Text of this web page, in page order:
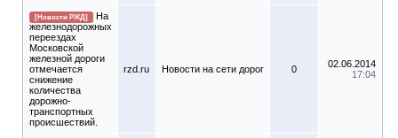
[Новости РЖД]
На
железнодорожных
переездах
Московской
железной дороги
отмечается
снижение
количества
дорожно-
транспортных
происшествий.
rzd.ru Новости на сети дорог 0
02.06.2014
17:04